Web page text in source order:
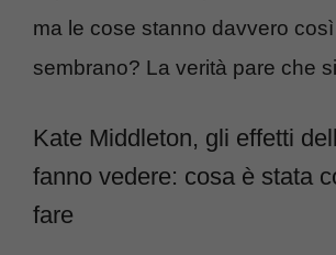
ma le cose stanno davvero
sembrano? La verità pare che
Kate Middleton, gli effetti
fanno vedere: cosa è stata
fare